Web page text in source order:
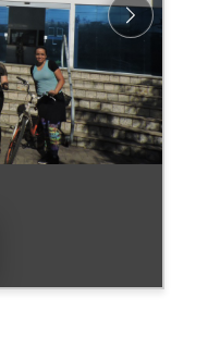
Next